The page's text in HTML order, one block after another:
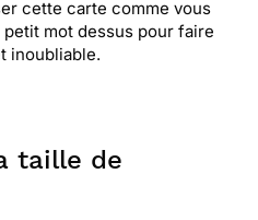
cette carte comme vous
mot dessus pour faire
inoubliable.
taille de